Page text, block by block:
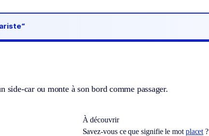
side-car ou monte à son bord comme passager.
À découvrir
Savez-vous ce que signifie le mot placet ?